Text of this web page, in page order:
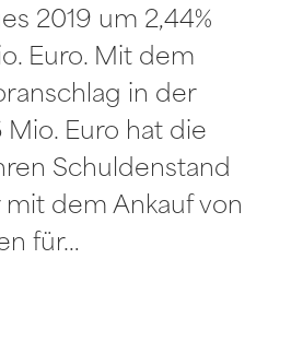
2019 um 2,44%
Euro. Mit dem
in der
Mio. Euro hat die
Schuldenstand
dem Ankauf von
für…